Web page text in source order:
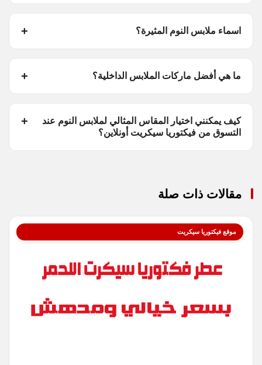
اسماء ملابس النوم المثيرة؟
ما هي أفضل ماركات الملابس الداخلية؟
كيف يمكنني اختيار المقاس المثالي لملابس النوم عند
التسوق من فيكتوريا سيكريت أونلاين؟
مقالات ذات صلة
موقع فيكتوريا سيكريت